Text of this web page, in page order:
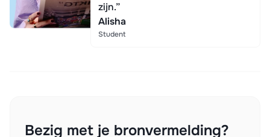
zijn.”
Alisha
Student
Bezig met je bronvermelding?